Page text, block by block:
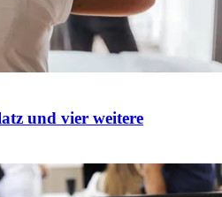
und vier weitere